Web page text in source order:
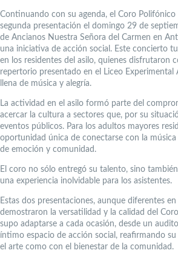
Continuando con su agenda, el Coro
segunda presentación el domingo 29 de
de Ancianos Nuestra Señora del Carmen en
una iniciativa de acción social. Este concierto
en los residentes del asilo, quienes disfrutaron
repertorio presentado en el Liceo
llena de música y alegría.
La actividad en el asilo formó parte del
acercar la cultura a sectores que, por su
eventos públicos. Para los adultos mayores
oportunidad única de conectarse con la
de emoción y comunidad.
El coro no sólo entregó su talento, sino
una experiencia inolvidable para los asistentes.
Estas dos presentaciones, aunque diferentes
demostraron la versatilidad y la calidad del
supo adaptarse a cada ocasión, desde un
íntimo espacio de acción social, reafirmando
el arte como con el bienestar de la comunidad.